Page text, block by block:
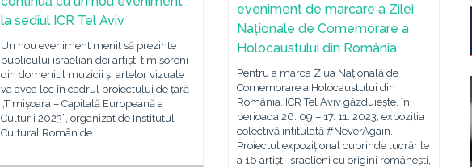
eveniment de marcare a Zilei
Naționale de Comemorare a
Holocaustului din România
Pentru a marca Ziua Națională de
Comemorare a Holocaustului din
România, ICR Tel Aviv găzduiește, în
perioada 26. 09 – 17. 11. 2023, expoziția
colectivă intitulată #NeverAgain.
Proiectul expozițional cuprinde lucrările
a 16 artiști israelieni cu origini românești,
la sediul ICR Tel Aviv
Un nou eveniment menit să prezinte
publicului israelian doi artiști timișoreni
din domeniul muzicii și artelor vizuale
va avea loc în cadrul proiectului de țară
„Timișoara – Capitală Europeană a
Culturii 2023”, organizat de Institutul
Cultural Român de